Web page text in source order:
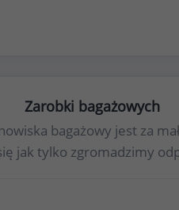
Zarobki bagażowych
bagażowy jest za
jak tylko zgromadzimy